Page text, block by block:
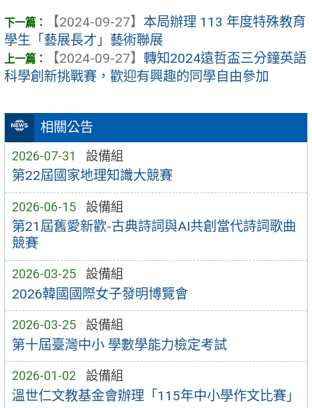
相關公告
2026-07-31 設備組
第22屆國家地理知識大競賽
2026-06-15 設備組
第21屆舊愛新歡-古典詩詞與AI共創當代詩詞歌曲
競賽
2026-03-25 設備組
2026韓國國際女子發明博覽會
2026-03-25 設備組
第十屆臺灣中小 學數學能力檢定考試
2026-01-02 設備組
溫世仁文教基金會辦理「115年中小學作文比賽」
【2024-09-27】 本局辦理 113 年度特殊教育
學生「藝展長才」藝術聯展
【2024-09-27】 轉知2024遠哲盃三分鐘英語
科學創新挑戰賽，歡迎有興趣的同學自由參加